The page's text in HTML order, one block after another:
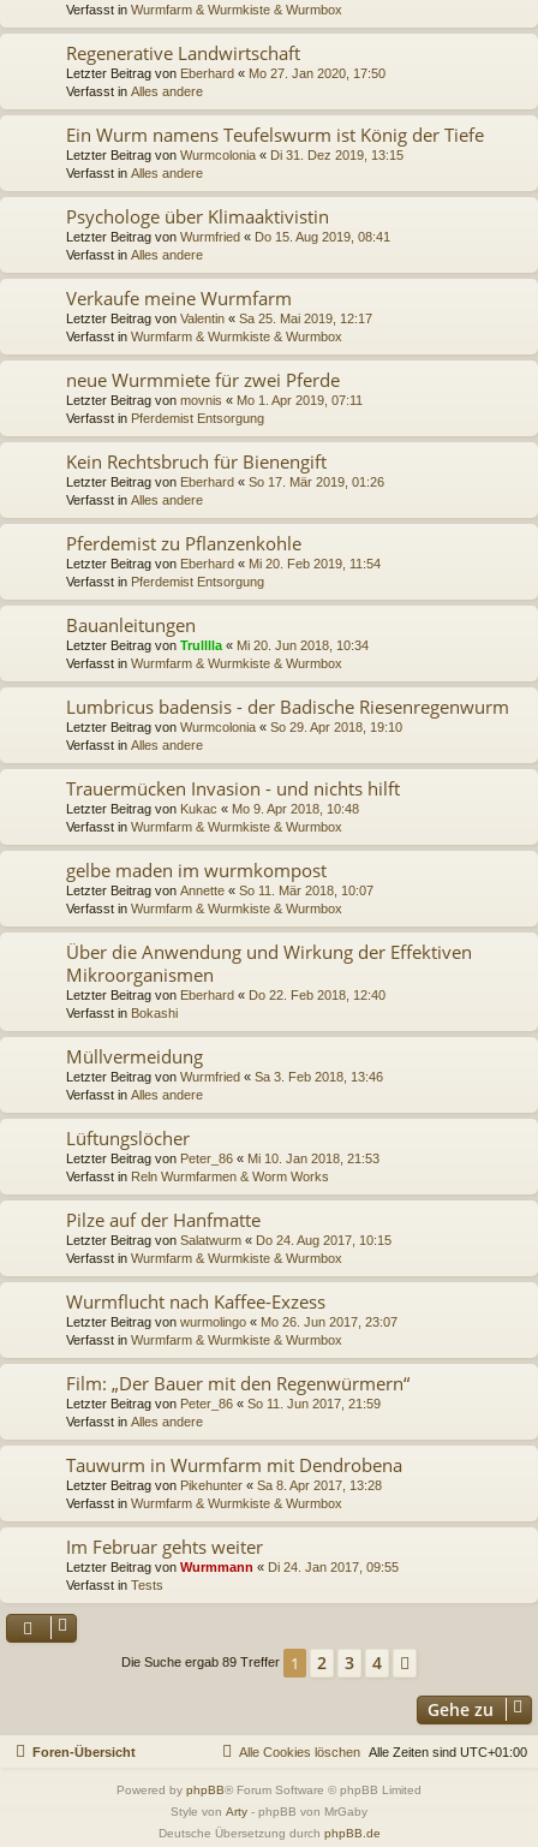
Verfasst in Wurmfarm & Wurmkiste & Wurmbox
Regenerative Landwirtschaft
Letzter Beitrag von Eberhard « Mo 27. Jan 2020, 17:50
Verfasst in Alles andere
Ein Wurm namens Teufelswurm ist König der Tiefe
Letzter Beitrag von Wurmcolonia « Di 31. Dez 2019, 13:15
Verfasst in Alles andere
Psychologe über Klimaaktivistin
Letzter Beitrag von Wurmfried « Do 15. Aug 2019, 08:41
Verfasst in Alles andere
Verkaufe meine Wurmfarm
Letzter Beitrag von Valentin « Sa 25. Mai 2019, 12:17
Verfasst in Wurmfarm & Wurmkiste & Wurmbox
neue Wurmmiete für zwei Pferde
Letzter Beitrag von movnis « Mo 1. Apr 2019, 07:11
Verfasst in Pferdemist Entsorgung
Kein Rechtsbruch für Bienengift
Letzter Beitrag von Eberhard « So 17. Mär 2019, 01:26
Verfasst in Alles andere
Pferdemist zu Pflanzenkohle
Letzter Beitrag von Eberhard « Mi 20. Feb 2019, 11:54
Verfasst in Pferdemist Entsorgung
Bauanleitungen
Letzter Beitrag von Trulllla « Mi 20. Jun 2018, 10:34
Verfasst in Wurmfarm & Wurmkiste & Wurmbox
Lumbricus badensis - der Badische Riesenregenwurm
Letzter Beitrag von Wurmcolonia « So 29. Apr 2018, 19:10
Verfasst in Alles andere
Trauermücken Invasion - und nichts hilft
Letzter Beitrag von Kukac « Mo 9. Apr 2018, 10:48
Verfasst in Wurmfarm & Wurmkiste & Wurmbox
gelbe maden im wurmkompost
Letzter Beitrag von Annette « So 11. Mär 2018, 10:07
Verfasst in Wurmfarm & Wurmkiste & Wurmbox
Über die Anwendung und Wirkung der Effektiven
Mikroorganismen
Letzter Beitrag von Eberhard « Do 22. Feb 2018, 12:40
Verfasst in Bokashi
Müllvermeidung
Letzter Beitrag von Wurmfried « Sa 3. Feb 2018, 13:46
Verfasst in Alles andere
Lüftungslöcher
Letzter Beitrag von Peter_86 « Mi 10. Jan 2018, 21:53
Verfasst in Reln Wurmfarmen & Worm Works
Pilze auf der Hanfmatte
Letzter Beitrag von Salatwurm « Do 24. Aug 2017, 10:15
Verfasst in Wurmfarm & Wurmkiste & Wurmbox
Wurmflucht nach Kaffee-Exzess
Letzter Beitrag von wurmolingo « Mo 26. Jun 2017, 23:07
Verfasst in Wurmfarm & Wurmkiste & Wurmbox
Film: „Der Bauer mit den Regenwürmern“
Letzter Beitrag von Peter_86 « So 11. Jun 2017, 21:59
Verfasst in Alles andere
Tauwurm in Wurmfarm mit Dendrobena
Letzter Beitrag von Pikehunter « Sa 8. Apr 2017, 13:28
Verfasst in Wurmfarm & Wurmkiste & Wurmbox
Im Februar gehts weiter
Letzter Beitrag von Wurmmann « Di 24. Jan 2017, 09:55
Verfasst in Tests
Die Suche ergab 89 Treffer 1 2 3 4
Gehe zu
Foren-Übersicht Alle Zeiten sind UTC+01:00
Alle Cookies löschen
Powered by phpBB® Forum Software © phpBB Limited
Style von Arty - phpBB von MrGaby
Deutsche Übersetzung durch phpBB.de